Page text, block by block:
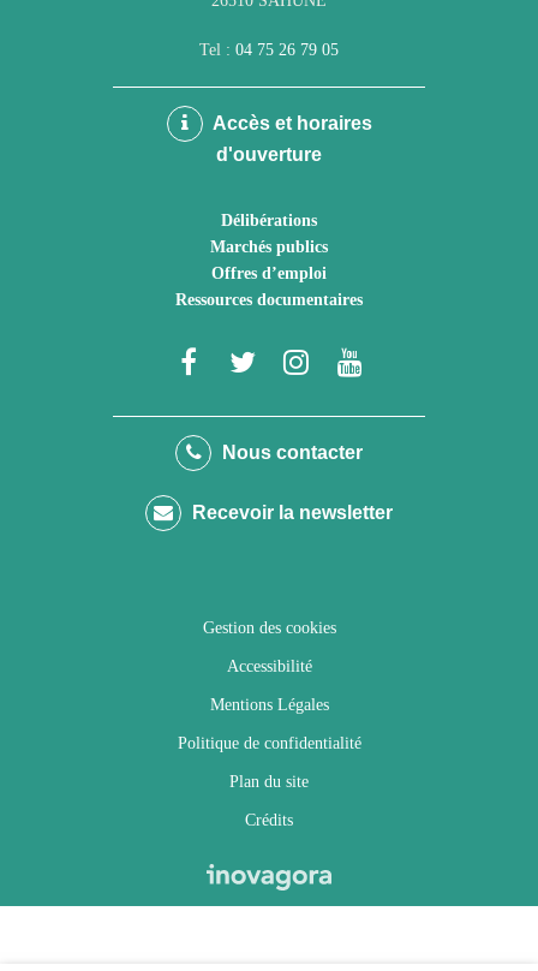
Tel : 04 75 26 79 05
Accès et horaires
d'ouverture
Délibérations
Marchés publics
Offres d’emploi
Ressources documentaires
Lien
le
Facebook
Lien
le
Twitter
Lien
le
Instagram
Youtube
Nous contacter
Recevoir la newsletter
Gestion des cookies
Accessibilité
Mentions Légales
Politique de confidentialité
Plan du site
Crédits